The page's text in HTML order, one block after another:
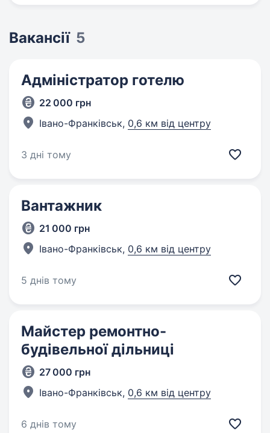
Вакансії 5
Адміністратор готелю
22 000 грн
Івано-Франківськ, 0,6 км від центру
3 дні тому
Вантажник
21 000 грн
Івано-Франківськ, 0,6 км від центру
5 днів тому
Майстер ремонтно-
будівельної дільниці
27 000 грн
Івано-Франківськ, 0,6 км від центру
6 днів тому